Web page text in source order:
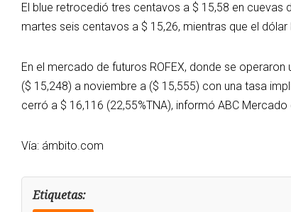
El blue retrocedió tres centavos a $ 15,58 en cuevas
martes seis centavos a $ 15,26, mientras que el
En el mercado de futuros ROFEX, donde se
($ 15,248) a noviembre a ($ 15,555) con una tasa
cerró a $ 16,116 (22,55%TNA), informó ABC
Vía: ámbito.com
Etiquetas: